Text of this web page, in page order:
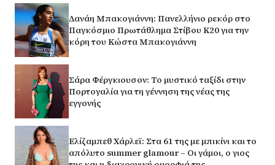
Δανάη Μπακογιάννη: Πανελλήνιο ρεκόρ στο
Παγκόσμιο Πρωτάθλημα Στίβου Κ20 για την
κόρη του Κώστα Μπακογιάννη
Σάρα Φέργκιουσον: Το μυστικό ταξίδι στην
Πορτογαλία για τη γέννηση της νέας της
εγγονής
Ελίζαμπεθ Χάρλεϊ: Στα 61 της με μπικίνι και το
απόλυτο summer glamour – Οι γάμοι, ο γιος